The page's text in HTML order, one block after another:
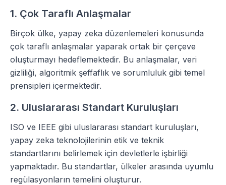
1. Çok Taraflı Anlaşmalar
Birçok ülke, yapay zeka düzenlemeleri konusunda
çok taraflı anlaşmalar yaparak ortak bir çerçeve
oluşturmayı hedeflemektedir. Bu anlaşmalar, veri
gizliliği, algoritmik şeffaflık ve sorumluluk gibi temel
prensipleri içermektedir.
2. Uluslararası Standart Kuruluşları
ISO ve IEEE gibi uluslararası standart kuruluşları,
yapay zeka teknolojilerinin etik ve teknik
standartlarını belirlemek için devletlerle işbirliği
yapmaktadır. Bu standartlar, ülkeler arasında uyumlu
regülasyonların temelini oluşturur.